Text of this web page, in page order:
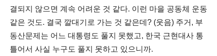
결되지 않으면 계속 어려운 것 같다. 이런 마을 공동체 운동
같은 것도. 결국 깔대기로 가는 것 같은데? (웃음) 주거, 부
동산문제는 어느 대통령도 풀지 못했고, 한국 근현대사 통
틀어서 사실 누구도 풀지 못하고 있으니까.